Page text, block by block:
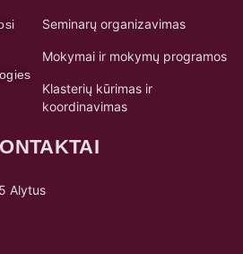
Seminarų organizavimas
Mokymai ir mokymų programos
Klasterių kūrimas ir
koordinavimas
Alytus